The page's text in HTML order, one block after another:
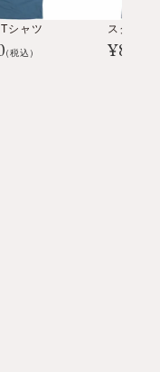
シャツ
(税込)
スクリュ
¥